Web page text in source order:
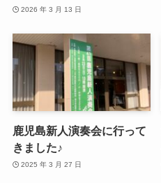
2026 年 3 月 13 日
鹿児島新人演奏会に行って
きました♪
2025 年 3 月 27 日